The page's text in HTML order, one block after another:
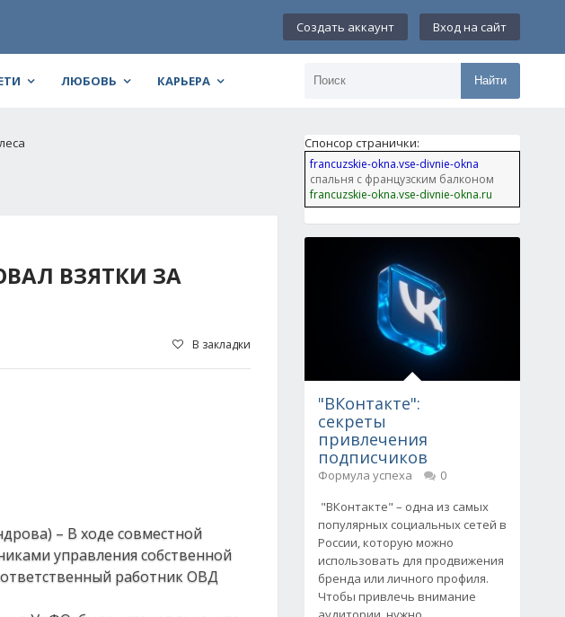
Создать аккаунт Вход на сайт
ЛЮБОВЬ КАРЬЕРА Найти
ВЗЯТКИ ЗА
В закладки
– В ходе совместной
управления собственной
ответственный работник ОВД
Спонсор странички:
francuzskie-okna.vse-divnie-okna
спальня с французским балконом
francuzskie-okna.vse-divnie-okna.ru
"ВКонтакте":
секреты
привлечения
подписчиков
Формула успеха
0
"ВКонтакте" – одна из самых
популярных социальных сетей в
России, которую можно
использовать для продвижения
бренда или личного профиля.
Чтобы привлечь внимание